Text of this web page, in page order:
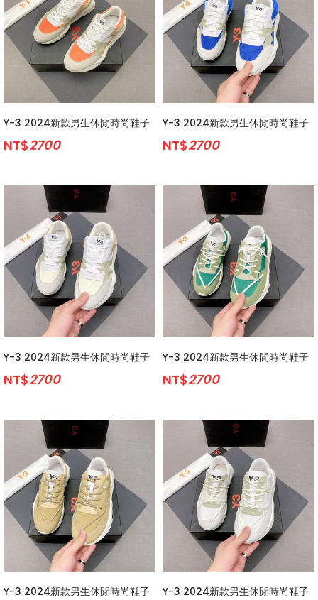
Y-3 2024新款男生休閒時尚鞋子
NT$2700
Y-3 2024新款男生休閒時尚鞋子
NT$2700
Y-3 2024新款男生休閒時尚鞋子
NT$2700
Y-3 2024新款男生休閒時尚鞋子
NT$2700
Y-3 2024新款男生休閒時尚鞋子 Y-3 2024新款男生休閒時尚鞋子